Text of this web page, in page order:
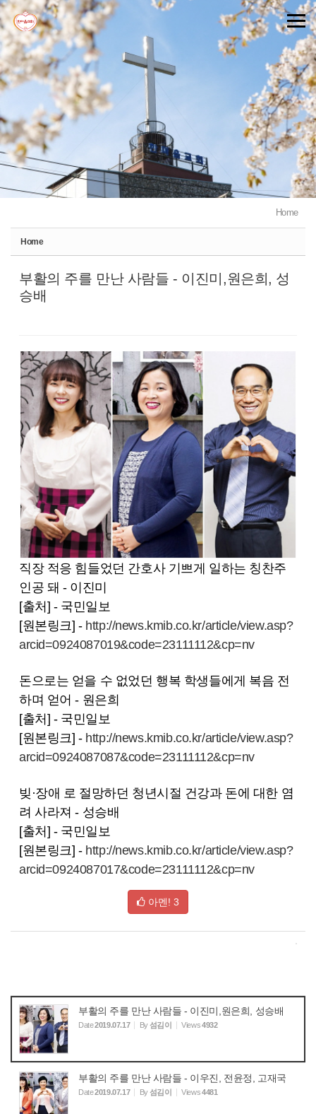
Home
Home
부활의 주를 만난 사람들 - 이진미,원은희, 성
승배
직장 적응 힘들었던 간호사 기쁘게 일하는 칭찬주
인공 돼 - 이진미
[출처] - 국민일보
[원본링크] - http://news.kmib.co.kr/article/view.asp?
arcid=0924087019&code=23111112&cp=nv
돈으로는 얻을 수 없었던 행복 학생들에게 복음 전
하며 얻어 - 원은희
[출처] - 국민일보
[원본링크] - http://news.kmib.co.kr/article/view.asp?
arcid=0924087087&code=23111112&cp=nv
빚·장애 로 절망하던 청년시절 건강과 돈에 대한 염
려 사라져 - 성승배
[출처] - 국민일보
[원본링크] - http://news.kmib.co.kr/article/view.asp?
arcid=0924087017&code=23111112&cp=nv
아멘! 3
부활의 주를 만난 사람들 - 이진미,원은희, 성승배
Date2019.07.17 By섬김이 Views4932
부활의 주를 만난 사람들 - 이우진, 전윤정, 고재국
Date2019.07.17 By섬김이 Views4481